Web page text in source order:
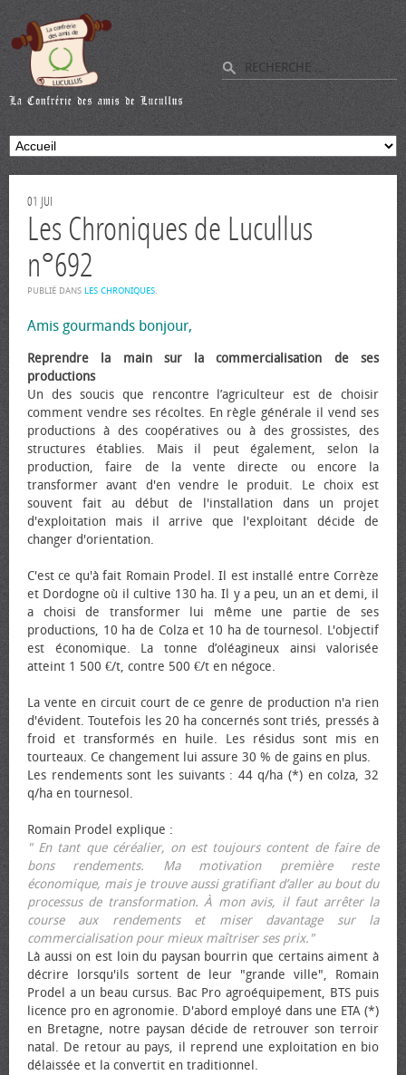
01 JUI
Les Chroniques de Lucullus
n°692
PUBLIÉ DANS LES CHRONIQUES.
Amis gourmands bonjour,
Reprendre la main sur la commercialisation de ses
productions
Un des soucis que rencontre l’agriculteur est de choisir
comment vendre ses récoltes. En règle générale il vend ses
productions à des coopératives ou à des grossistes, des
structures établies. Mais il peut également, selon la
production, faire de la vente directe ou encore la
transformer avant d'en vendre le produit. Le choix est
souvent fait au début de l'installation dans un projet
d'exploitation mais il arrive que l'exploitant décide de
changer d'orientation.
C'est ce qu'à fait Romain Prodel. Il est installé entre Corrèze
et Dordogne où il cultive 130 ha. Il y a peu, un an et demi, il
a choisi de transformer lui même une partie de ses
productions, 10 ha de Colza et 10 ha de tournesol. L'objectif
est économique. La tonne d’oléagineux ainsi valorisée
atteint 1 500 €/t, contre 500 €/t en négoce.
La vente en circuit court de ce genre de production n'a rien
d'évident. Toutefois les 20 ha concernés sont triés, pressés à
froid et transformés en huile. Les résidus sont mis en
tourteaux. Ce changement lui assure 30 % de gains en plus.
Les rendements sont les suivants : 44 q/ha (*) en colza, 32
q/ha en tournesol.
Romain Prodel explique :
" En tant que céréalier, on est toujours content de faire de
bons rendements. Ma motivation première reste
économique, mais je trouve aussi gratifiant d’aller au bout du
processus de transformation. À mon avis, il faut arrêter la
course aux rendements et miser davantage sur la
commercialisation pour mieux maîtriser ses prix."
Là aussi on est loin du paysan bourrin que certains aiment à
décrire lorsqu'ils sortent de leur "grande ville", Romain
Prodel a un beau cursus. Bac Pro agroéquipement, BTS puis
licence pro en agronomie. D'abord employé dans une ETA (*)
en Bretagne, notre paysan décide de retrouver son terroir
natal. De retour au pays, il reprend une exploitation en bio
délaissée et la convertit en traditionnel.